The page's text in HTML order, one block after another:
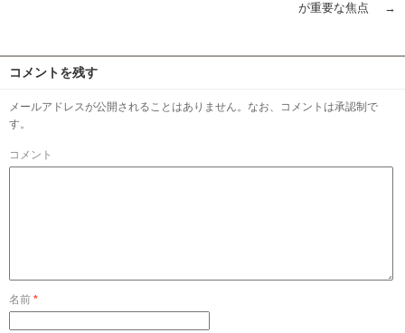
が重要な焦点
→
コメントを残す
メールアドレスが公開されることはありません。なお、コメントは承認制で
す。
コメント
名前 *